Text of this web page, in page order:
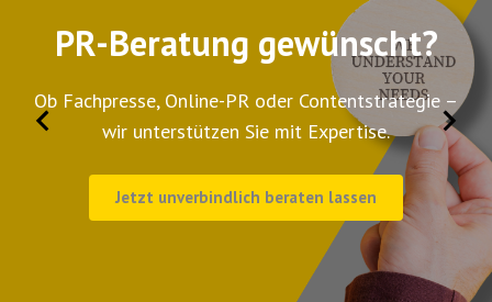
SMART NEWS direkt in
Postfach
Erhalten Sie regelmäßig Tipps, Trends &
rund um PR, Kommunikation & digitale
Zum Newsletter anmelden